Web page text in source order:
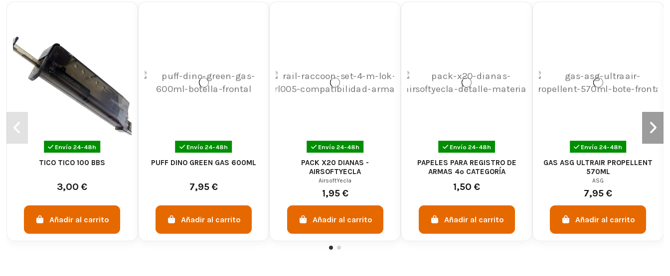
Envío 24-48h
TICO TICO 100 BBS
3,00 €
Añadir al carrito
Envío 24-48h
PUFF DINO GREEN GAS 600ML
7,95 €
Añadir al carrito
Envío 24-48h
PACK X20 DIANAS -
AIRSOFTYECLA
AirsoftYecla
1,95 €
Añadir al carrito
Envío 24-48h
PAPELES PARA REGISTRO DE
ARMAS 4º CATEGORÍA
1,50 €
Añadir al carrito
Envío 24-48h
GAS ASG ULTRAIR PROPELLENT
570ML
ASG
7,95 €
Añadir al carrito